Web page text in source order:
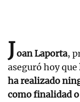
Joan Laporta,
aseguró hoy que
ha realizado
como finalidad